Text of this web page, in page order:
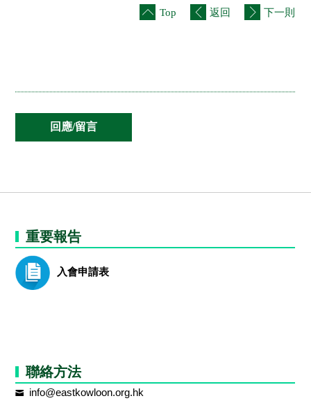
Top 返回 下一則
重要報告
入會申請表
聯絡方法
info@eastkowloon.org.hk